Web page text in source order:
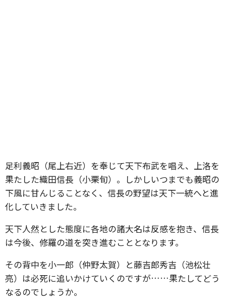
足利義昭（尾上右近）を奉じて天下布武を唱え、上洛を
果たした織田信長（小栗旬）。しかしいつまでも義昭の
下風に甘んじることなく、信長の野望は天下一統へと進
化していきました。
天下人然とした態度に各地の諸大名は反感を抱き、信長
は今後、修羅の道を突き進むこととなります。
その背中を小一郎（仲野太賀）と藤吉郎秀吉（池松壮
亮）は必死に追いかけていくのですが……果たしてどう
なるのでしょうか。